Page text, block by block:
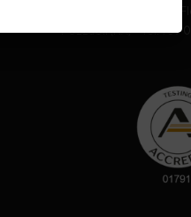
Via Campi
Pozzuoli (NA) – Tel. +39